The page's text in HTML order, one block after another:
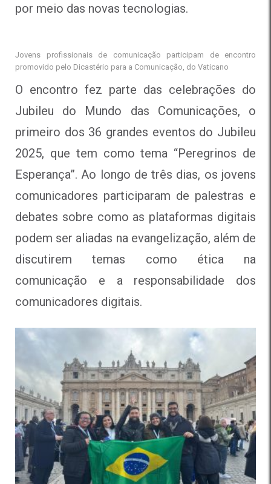
por meio das novas tecnologias.
Jovens profissionais de comunicação participam de encontro
promovido pelo Dicastério para a Comunicação, do Vaticano
O encontro fez parte das celebrações do
Jubileu do Mundo das Comunicações, o
primeiro dos 36 grandes eventos do Jubileu
2025, que tem como tema “Peregrinos de
Esperança”. Ao longo de três dias, os jovens
comunicadores participaram de palestras e
debates sobre como as plataformas digitais
podem ser aliadas na evangelização, além de
discutirem temas como ética na
comunicação e a responsabilidade dos
comunicadores digitais.